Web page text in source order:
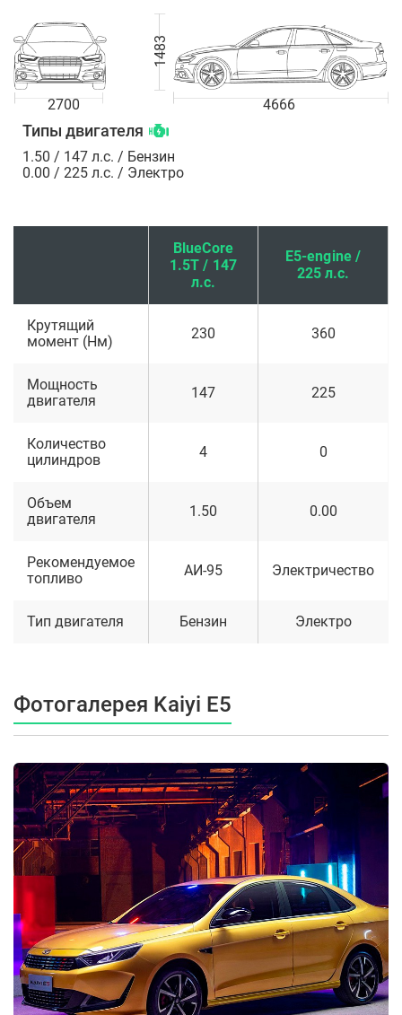
2700
1483
4666
Типы двигателя
1.50 / 147 л.с. / Бензин
0.00 / 225 л.с. / Электро
BlueCore
1.5T / 147
л.с.
E5-engine /
225 л.с.
Крутящий
момент (Нм)
230 360
Мощность
двигателя
147 225
Количество
цилиндров
4 0
Объем
двигателя
1.50 0.00
Рекомендуемое
топливо
АИ-95 Электричество
Тип двигателя Бензин Электро
Фотогалерея Kaiyi E5